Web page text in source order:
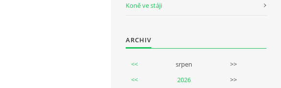
Koně ve stáji
ARCHIV
<< srpen
>>
<<
2026
>>